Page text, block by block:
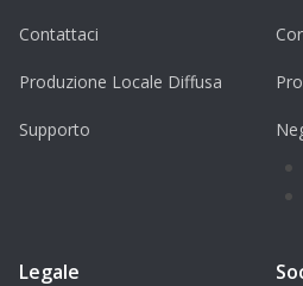
eine Kurzbeschreibung für
Contattaci
Produzione Locale Diffusa
Supporto
Legale